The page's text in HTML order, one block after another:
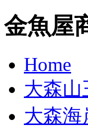
金魚屋
Home
大森山
大森海